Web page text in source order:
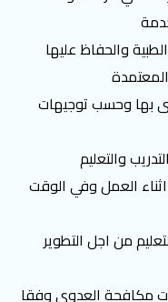
والحفاظ عليها
بها وحسب توجيهات
والتعليم
اثناء العمل وفي الوقت
من اجل التطوير
مكافحة العدوى وفقا